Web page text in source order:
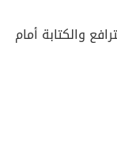
والكتابة أمام